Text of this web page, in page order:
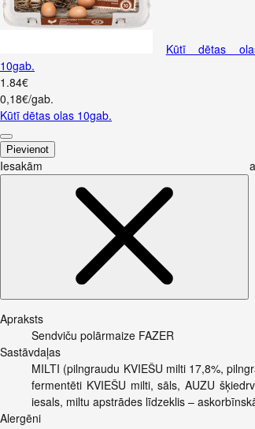
Kūtī dētas
10gab.
1 .84€
0,18€/gab.
Kūtī dētas olas 10gab.
Pievienot
Iesakām
Apraksts
Sendviču polārmaize FAZER
Sastāvdaļas
MILTI (pilngraudu KVIEŠU milti 17,8%,
fermentēti KVIEŠU milti, sāls, AUZU
iesals, miltu apstrādes līdzeklis –
Alergēni